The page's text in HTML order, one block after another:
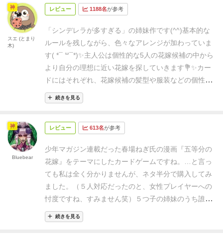
レビュー 1188名が参考
「シンデレラが多すぎる」の姉妹作です(^^)基本的な
ルールを残しながら、色々なアレンジが加わっていま
す( *¯ ꒳¯*)✨主人公は個性的な5人の花嫁候補の中から
より自分の理想に近い花嫁を探していきます💐✨カー
ドにはそれぞれ、花嫁候補の髪型や服装などの個性
と、花嫁候補を絞っていく「ささやき」が書かれてい
ます。遊び方はシンプルで、手札を5枚もち、それを1
を表で出だし、花嫁候補を絞ります。
人が好きだ！」 ※他のプレイヤーは、誰かの「ささや
く」を手札を1枚使うことで無しにすることができま
す。 (2)「花嫁度を上げる」→カードを裏で出せば、中
央に置かれた花嫁タイルの上から2枚を下にずらす事
ができます。
花嫁タイルの順番は、ゲーム終了時の花
嫁選びに影響します。
続きを見る
神
スエ (とまり
木)
レビュー 613名が参考
少年マガジン連載だった春場ねぎ氏の漫画『五等分の
花嫁』をテーマにしたカードゲームですね。…と言っ
ても私は全く分かりませんが、ネタ半分で購入してみ
ました。（５人対応だったのと、女性プレイヤーへの
忖度ですね、すみません笑）
５つ子の姉妹のうち誰が
主人公とゴールインするかの駆け引きをテーマにした
ものですね。
続きを見る
神
Bluebear